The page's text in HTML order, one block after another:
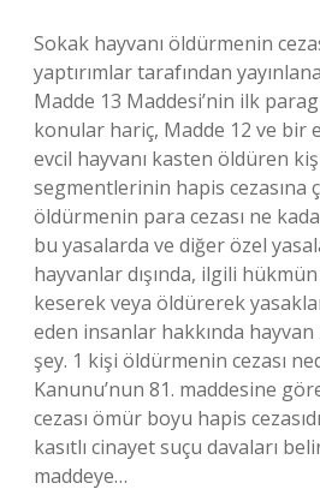
Sokak hayvanı öldürmenin
yaptırımlar tarafından
Madde 13 Maddesi’nin ilk
konular hariç, Madde 12 ve bir
evcil hayvanı kasten öldüren
segmentlerinin hapis cezasına
öldürmenin para cezası ne
bu yasalarda ve diğer özel
hayvanlar dışında, ilgili
keserek veya öldürerek
eden insanlar hakkında
şey. 1 kişi öldürmenin cezası
Kanunu’nun 81. maddesine
cezası ömür boyu hapis
kasıtlı cinayet suçu davaları
maddeye…